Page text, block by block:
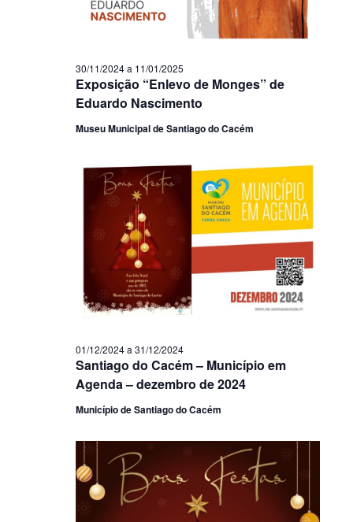
Exposição “Enlevo de Monges” de
Eduardo Nascimento
30/11/2024a 11/01/2025
Museu Municipal de Santiago do Cacém
Santiago do Cacém – Município em
Agenda – dezembro de 2024
01/12/2024a 31/12/2024
Município de Santiago do Cacém